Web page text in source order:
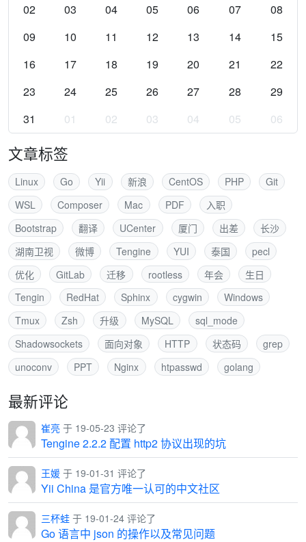
02
03 04 05 06 07
08
09
10 11 12 13 14
15
16
17 18 19 20 21
22
23
24 25 26 27 28
29
31
01 02 03 04 05 06
文章标签
Linux Go Yii 新浪 CentOS PHP
Git
WSL
Composer Mac PDF
入职
Bootstrap
翻译 UCenter 厦门 出差
长沙
湖南卫视
微博 Tengine YUI 泰国
pecl
优化
GitLab 迁移 rootless 年会
生日
Tengin
RedHat Sphinx cygwin
Windows
Tmux
Zsh 升级 MySQL
sql_mode
Shadowsockets
面向对象 HTTP 状态码
grep
unoconv
PPT Nginx htpasswd golang
最新评论
崔亮 于 19-05-23 评论了
Tengine 2.2.2 配置 http2 协议出现的坑
王媛 于 19-01-31 评论了
Yii China 是官方唯一认可的中文社区
三杯蛙 于 19-01-24 评论了
Go 语言中 json 的操作以及常见问题